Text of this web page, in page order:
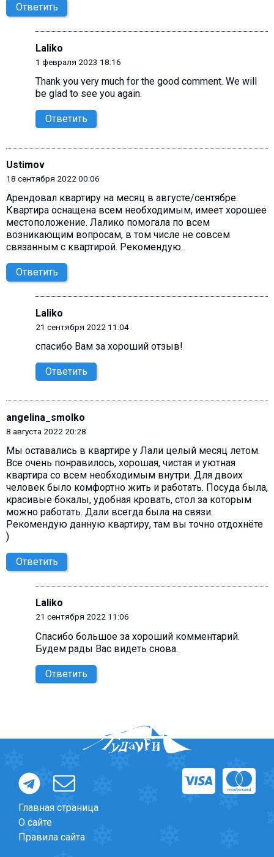
Ответить
Laliko
1 февраля 2023 18:16
Thank you very much for the good comment. We will
be glad to see you again.
Ответить
Ustimov
18 сентября 2022 00:06
Арендовал квартиру на месяц в августе/сентябре.
Квартира оснащена всем необходимым, имеет хорошее
местоположение. Лалико помогала по всем
возникающим вопросам, в том числе не совсем
связанным с квартирой. Рекомендую.
Ответить
Laliko
21 сентября 2022 11:04
спасибо Вам за хороший отзыв!
Ответить
angelina_smolko
8 августа 2022 20:28
Мы оставались в квартире у Лали целый месяц летом.
Все очень понравилось, хорошая, чистая и уютная
квартира со всем необходимым внутри. Для двоих
человек было комфортно жить и работать. Посуда была,
красивые бокалы, удобная кровать, стол за которым
можно работать. Дали всегда была на связи.
Рекомендую данную квартиру, там вы точно отдохнёте
)
Ответить
Laliko
21 сентября 2022 11:06
Cпасибо большое за хороший комментарий.
Будем рады Вас видеть снова.
Ответить
Главная страница
О сайте
Правила сайта